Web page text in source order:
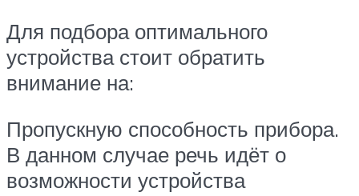
Для подбора оптимального
устройства стоит обратить
внимание на:
Пропускную способность прибора.
В данном случае речь идёт о
возможности устройства